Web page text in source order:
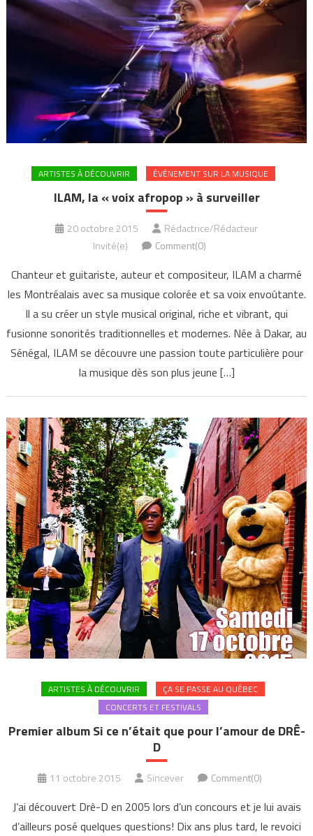
ARTISTES À DÉCOUVRIR ÉVÉNEMENT SUR LA MUSIQUE
ILAM, la « voix afropop » à surveiller
20 octobre 2015
Rédactrice/Rédacteur
Invité(e)
Comment(0)
Chanteur et guitariste, auteur et compositeur, ILAM a charmé
les Montréalais avec sa musique colorée et sa voix envoûtante.
Il a su créer un style musical original, riche et vibrant, qui
fusionne sonorités traditionnelles et modernes. Née à Dakar, au
Sénégal, ILAM se découvre une passion toute particulière pour
la musique dès son plus jeune […]
ARTISTES À DÉCOUVRIR
ÇA SE PASSE AU QUÉBEC
CONCERTS ET FESTIVALS
Premier album Si ce n’était que pour l’amour de DRÊ-
D
11 octobre 2015 Sincever Comment(0)
J’ai découvert Drê-D en 2005 lors d’un concours et je lui avais
d’ailleurs posé quelques questions! Dix ans plus tard, le revoici